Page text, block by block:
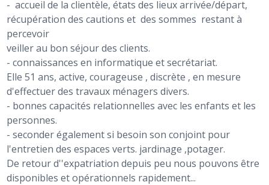
- accueil de la clientèle, états des lieux arrivée/départ,
récupération des cautions et des sommes restant à
percevoir
veiller au bon séjour des clients.
- connaissances en informatique et secrétariat.
Elle 51 ans, active, courageuse , discrète , en mesure
d'effectuer des travaux ménagers divers.
- bonnes capacités relationnelles avec les enfants et les
personnes.
- seconder également si besoin son conjoint pour
l'entretien des espaces verts. jardinage ,potager.
De retour d''expatriation depuis peu nous pouvons être
disponibles et opérationnels rapidement...